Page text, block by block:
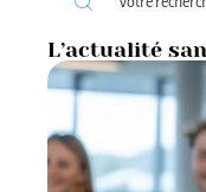
L’actualité